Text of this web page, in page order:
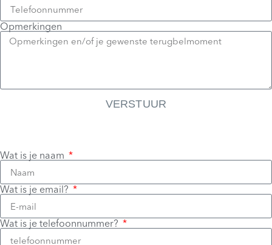
Opmerkingen
VERSTUUR
Wat is je naam
Wat is je email?
Wat is je telefoonnummer?